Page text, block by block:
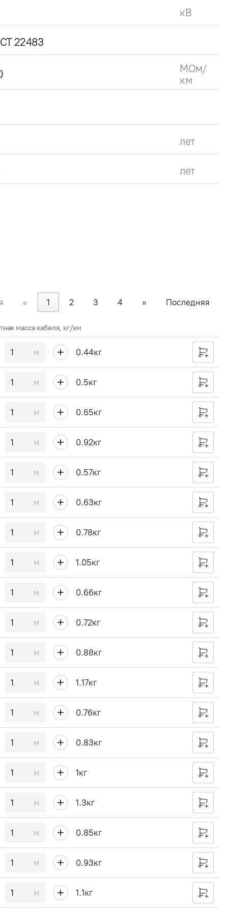
кВ
22483
МОм/
км
лет
лет
« 1 2 3 4 » Последняя
масса кабеля, кг/км
м 0.44кг
м 0.5кг
м 0.65кг
м 0.92кг
м 0.57кг
м 0.63кг
м 0.78кг
м 1.05кг
м 0.66кг
м 0.72кг
м 0.88кг
м 1.17кг
м 0.76кг
м 0.83кг
м 1кг
м 1.3кг
м 0.85кг
м 0.93кг
м 1.1кг